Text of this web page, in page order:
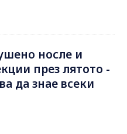
носле и
през лятотo -
да знае всеки